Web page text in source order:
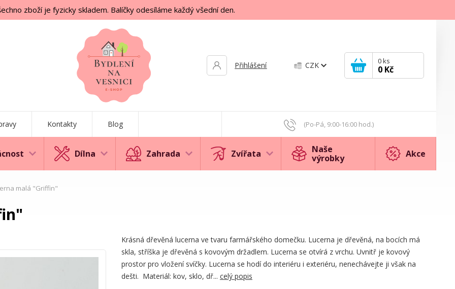
zboží je fyzicky skladem. Balíčky odesíláme každý všední den.
Kontakty Blog
CZK
Přihlášení
(Po-Pá, 9:00-16:00 hod.)
0ks
0 Kč
Dílna Zahrada Zvířata
Naše
výrobky
Akce
malá "Griffin"
Krásná dřevěná lucerna ve tvaru farmářského domečku. Lucerna je dřevěná, na bocích má
skla, stříška je dřevěná s kovovým držadlem. Lucerna se otvírá z vrchu. Uvnitř je kovový
prostor pro vložení svíčky. Lucerna se hodí do interiéru i exteriéru, nenechávejte ji však na
dešti. Materiál: kov, sklo, dř... celý popis